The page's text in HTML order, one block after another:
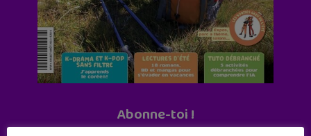
Abonne-toi !